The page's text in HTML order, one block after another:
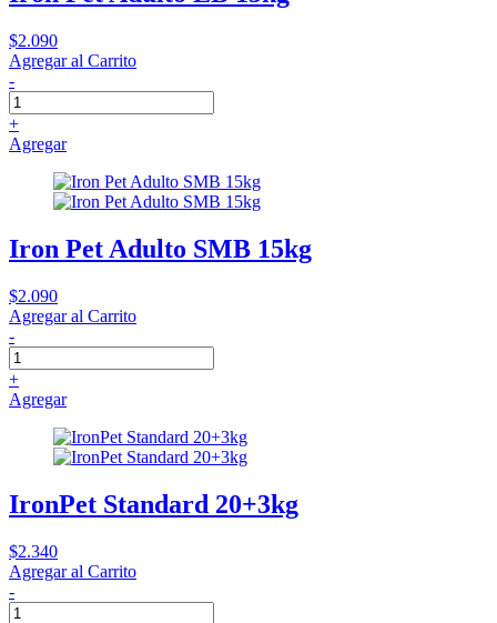
$2.090
Agregar al Carrito
-
+
Agregar
Iron Pet Adulto SMB 15kg
$2.090
Agregar al Carrito
-
+
Agregar
IronPet Standard 20+3kg
$2.340
Agregar al Carrito
-